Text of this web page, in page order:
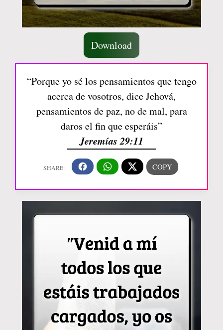
Download
“Porque yo sé los pensamientos que tengo
acerca de vosotros, dice Jehová,
pensamientos de paz, no de mal, para
daros el fin que esperáis”
Jeremías 29:11